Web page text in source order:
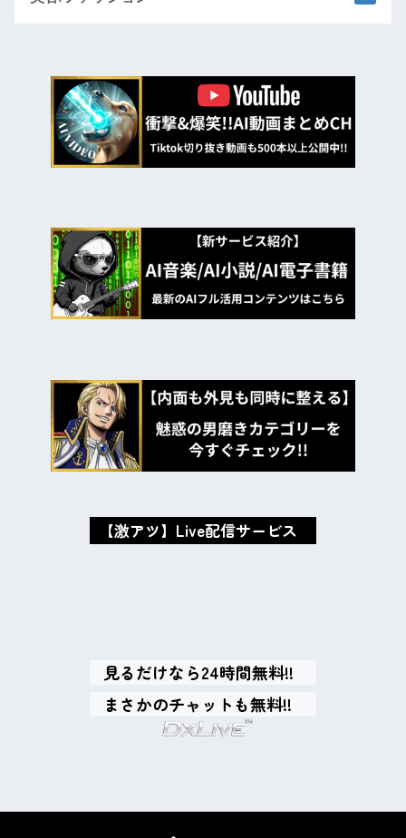
oxMISAox
【激アツ】Live配信サービス
見るだけなら24時間無料!!
まさかのチャットも無料!!